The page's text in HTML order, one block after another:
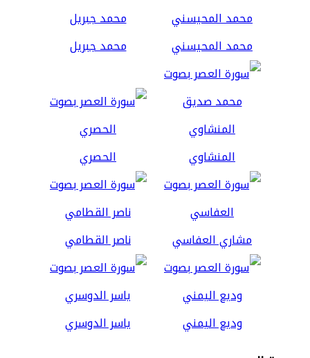
محمد المحيسني محمد جبريل
المنشاوي الحصري
مشاري العفاسي ناصر القطامي
وديع اليمني ياسر الدوسري